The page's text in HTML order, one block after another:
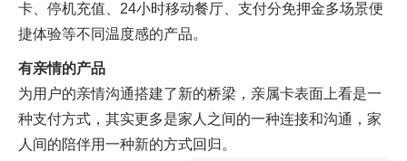
卡、停机充值、24小时移动餐厅、支付分免押金多场景便
捷体验等不同温度感的产品。
有亲情的产品
为用户的亲情沟通搭建了新的桥梁，亲属卡表面上看是一
种支付方式，其实更多是家人之间的一种连接和沟通，家
人间的陪伴用一种新的方式回归。